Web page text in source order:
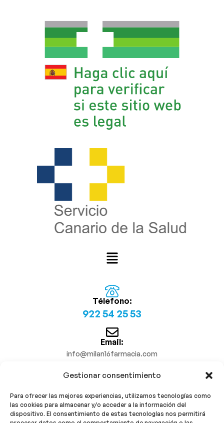
Gestionar consentimiento
Para ofrecer las mejores experiencias, utilizamos tecnologías como
las cookies para almacenar y/o acceder a la información del
dispositivo. El consentimiento de estas tecnologías nos permitirá
Télefono:
922 54 25 53
Email:
info@milan16farmacia.com
¡Síguenos!